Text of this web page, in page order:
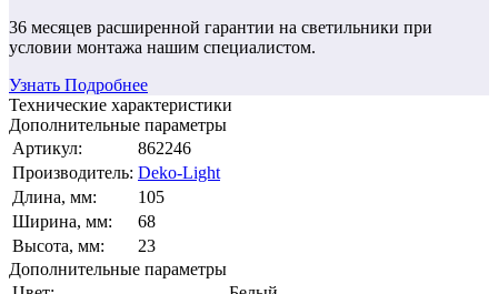
36 месяцев расширенной гарантии на светильники при
условии монтажа нашим специалистом.
Узнать Подробнее
Технические характеристики
Дополнительные параметры
Артикул:
862246
Производитель: Deko-Light
Длина, мм:
105
Ширина, мм:
68
Высота, мм:
23
Дополнительные параметры